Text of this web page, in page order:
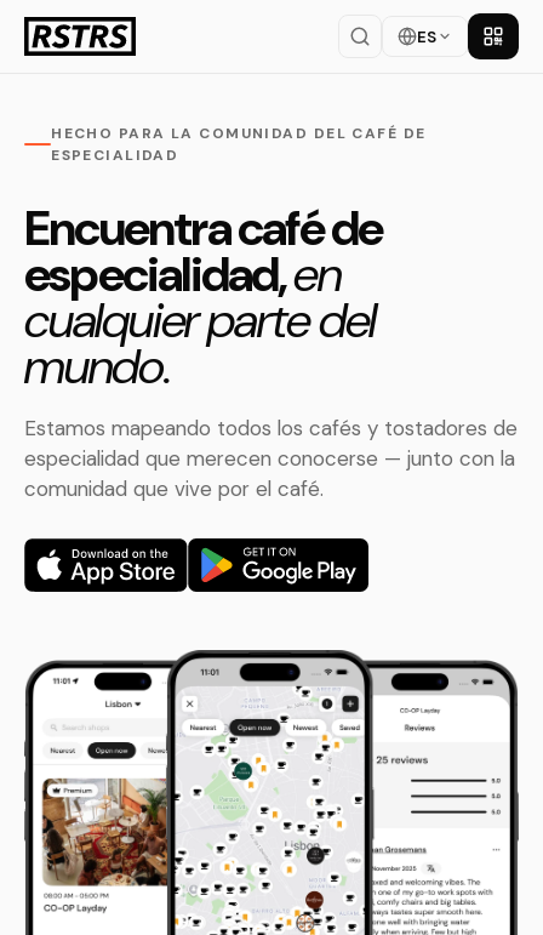
ES
HECHO PARA LA COMUNIDAD DEL CAFÉ DE
ESPECIALIDAD
Encuentra café de
especialidad,en
cualquier parte del
mundo.
Estamos mapeando todos los cafés y tostadores de
especialidad que merecen conocerse — junto con la
comunidad que vive por el café.